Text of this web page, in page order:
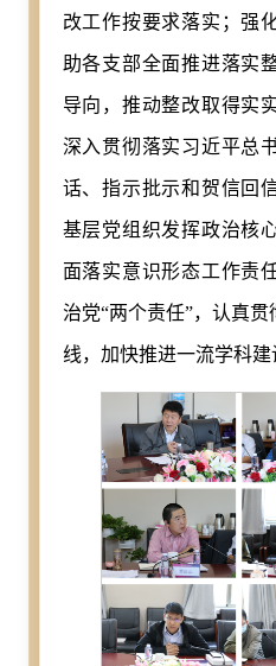
改工作按要求落实；强
助各支部全面推进落实
导向，推动整改取得实
深入贯彻落实习近平总
话、指示批示和贺信回
基层党组织发挥政治核
面落实意识形态工作责
治党“两个责任”，认真
线，加快推进一流学科建